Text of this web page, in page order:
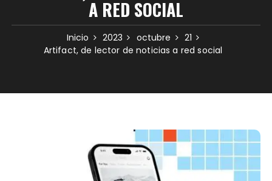
A RED SOCIAL
Inicio 2023 octubre
21
Artifact, de lector de noticias a red social